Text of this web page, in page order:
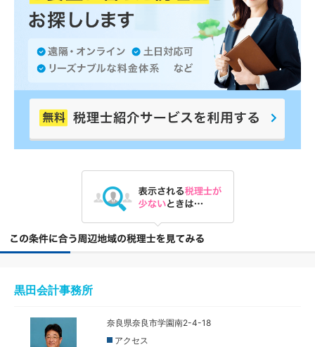
黒田会計事務所
奈良県奈良市学園南2-4-18
アクセス